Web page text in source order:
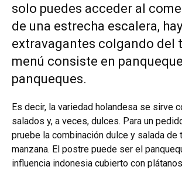
solo puedes acceder al
de una estrecha escalera,
extravagantes colgando del
menú consiste en
panqueques.
Es decir, la variedad holandesa se sirve
salados y, a veces, dulces. Para un
pruebe la combinación dulce y salada de
manzana. El postre puede ser el
influencia indonesia cubierto con